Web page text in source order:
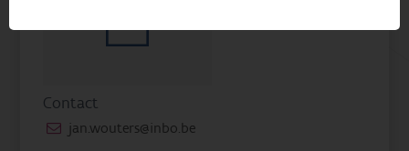
Contact
jan.wouters@inbo.be